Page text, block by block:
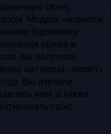
свечу,
Модель является
биржевику
рынка в
вы получили
паттерна «молот»
Вы изучили
ими, а также
свою